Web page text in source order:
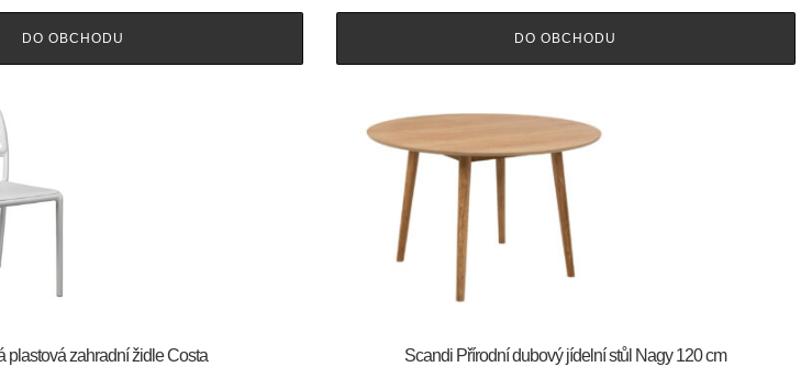
DO OBCHODU DO OBCHODU
plastová zahradní židle Costa
Scandi Přírodní dubový jídelní stůl Nagy 120 cm